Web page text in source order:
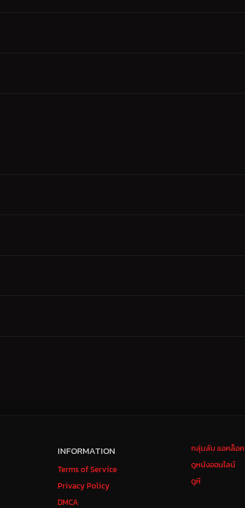
INFORMATION
Terms of Service
Privacy Policy
DMCA
กลุ่มลับ แอคล็อค
ดูหนังออนไลน์
ดูหี